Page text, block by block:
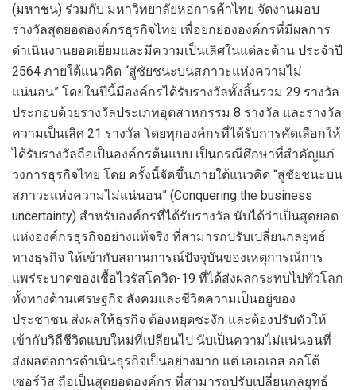
(มหาชน) ร่วมกับ มหาวิทยาลัยหอการค้าไทย จัดงานมอบ
รางวัลสุดยอดองค์กรธุรกิจไทย เพื่อยกย่ององค์กรที่มีผลการ
ดำเนินงานยอดเยี่ยมและมีความเป็นเลิศในแต่ละด้าน ประจำปี
2564 ภายใต้แนวคิด “สู่ชัยชนะบนสภาวะแห่งความไม่
แน่นอน” โดยในปีนี้มีองค์กรได้รับรางวัลทั้งสิ้นรวม 29 รางวัล
ประกอบด้วยรางวัลประเภทอุตสาหกรรม 8 รางวัล และรางวัล
ความเป็นเลิศ 21 รางวัล โดยทุกองค์กรที่ได้รับการคัดเลือกให้
ได้รับรางวัลถือเป็นองค์กรต้นแบบ เป็นกรณีศึกษาที่สำคัญแก่
วงการธุรกิจไทย โดย ครั้งนี้จัดขึ้นภายใต้แนวคิด “สู่ชัยชนะบน
สภาวะแห่งความไม่แน่นอน” (Conquering the business
uncertainty) สำหรับองค์กรที่ได้รับรางวัล นับได้ว่าเป็นสุดยอด
แห่งองค์กรธุรกิจอย่างแท้จริง ที่สามารถปรับเปลี่ยนกลยุทธ์
ทางธุรกิจ ให้เข้ากับสถานการณ์ปัจจุบันของเหตุการณ์การ
แพร่ระบาดของเชื้อไวรัสโควิด-19 ที่ได้ส่งผลกระทบไปทั่วโลก
ทั้งทางด้านเศรษฐกิจ สังคมและชีวิตความเป็นอยู่ของ
ประชาชน ส่งผลให้ธุรกิจ ต้องหยุดชะงัก และต้องปรับตัวให้
เข้ากับวิถีชีวิตแบบใหม่ที่เปลี่ยนไป นับเป็นความไม่แน่นอนที่
ส่งผลต่อการดำเนินธุรกิจเป็นอย่างมาก แต่ เอเอเอส ออโต้
เซอร์วิส ถือเป็นสุดยอดองค์กร ที่สามารถปรับเปลี่ยนกลยุทธ์